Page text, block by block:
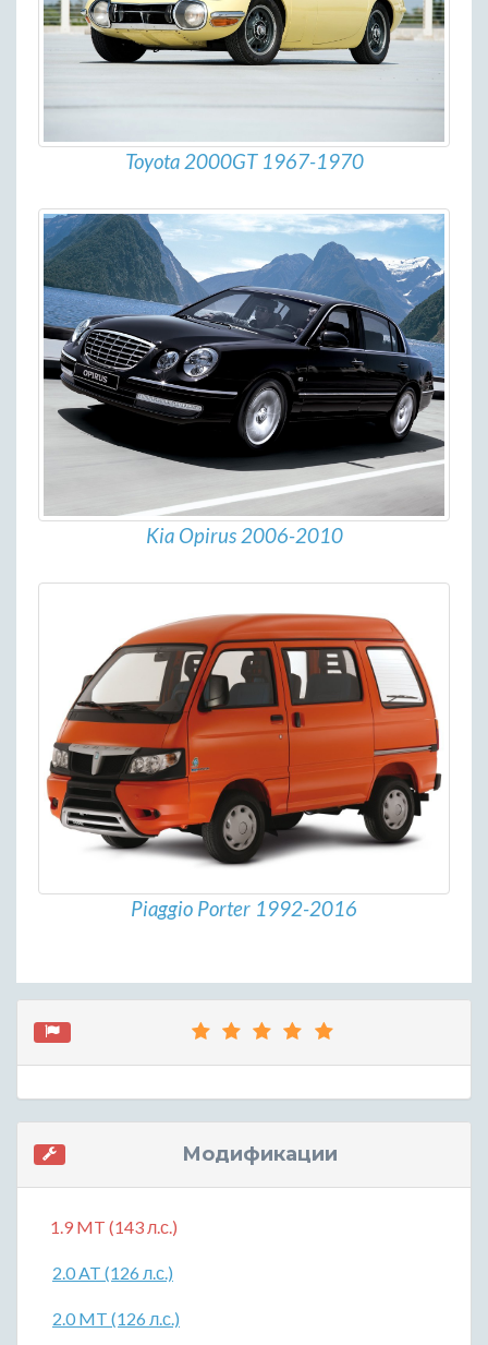
Toyota 2000GT 1967-1970
Kia Opirus 2006-2010
Piaggio Porter 1992-2016
Модификации
1.9 MT (143 л.с.)
2.0 AT (126 л.с.)
2.0 MT (126 л.с.)